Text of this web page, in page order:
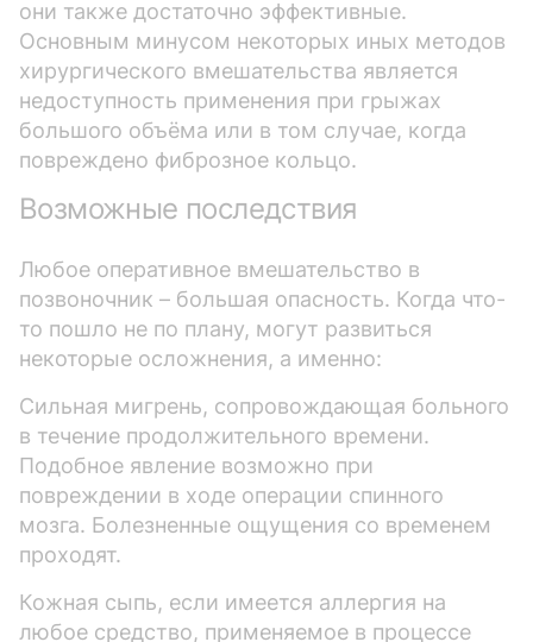
они также достаточно эффективные.
Основным минусом некоторых иных методов
хирургического вмешательства является
недоступность применения при грыжах
большого объёма или в том случае, когда
повреждено фиброзное кольцо.
Возможные последствия
Любое оперативное вмешательство в
позвоночник – большая опасность. Когда что-
то пошло не по плану, могут развиться
некоторые осложнения, а именно:
Сильная мигрень, сопровождающая больного
в течение продолжительного времени.
Подобное явление возможно при
повреждении в ходе операции спинного
мозга. Болезненные ощущения со временем
проходят.
Кожная сыпь, если имеется аллергия на
любое средство, применяемое в процессе